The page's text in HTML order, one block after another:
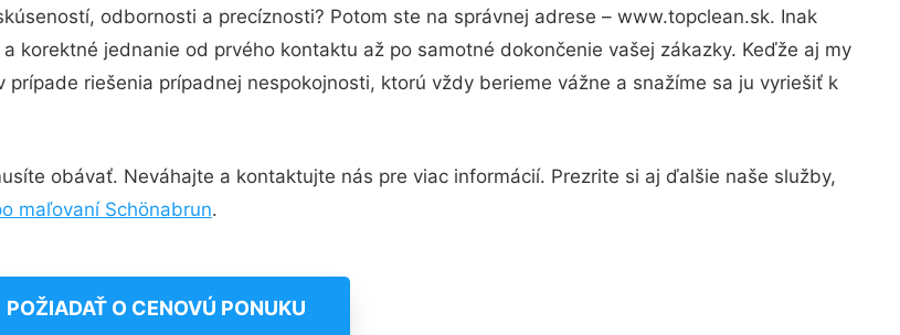
odbornosti a precíznosti? Potom ste na správnej adrese – www.topclean.sk. Inak
korektné jednanie od prvého kontaktu až po samotné dokončenie vašej zákazky. Keďže aj my
riešenia prípadnej nespokojnosti, ktorú vždy berieme vážne a snažíme sa ju vyriešiť k
obávať. Neváhajte a kontaktujte nás pre viac informácií. Prezrite si aj ďalšie naše služby,
maľovaní Schönabrun.
POŽIADAŤ O CENOVÚ PONUKU